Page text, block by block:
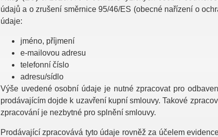
údajů a o zrušení směrnice 95/46/ES (obecné nařízení o
údaje:
jméno, příjmení
e-mailovou adresu
telefonní číslo
adresu/sídlo
Výše uvedené osobní údaje je nutné zpracovat pro
prodávajícím dojde k uzavření kupní smlouvy. Takové
zpracování je nezbytné pro splnění smlouvy.
Prodávající zpracovává tyto údaje rovněž za účelem